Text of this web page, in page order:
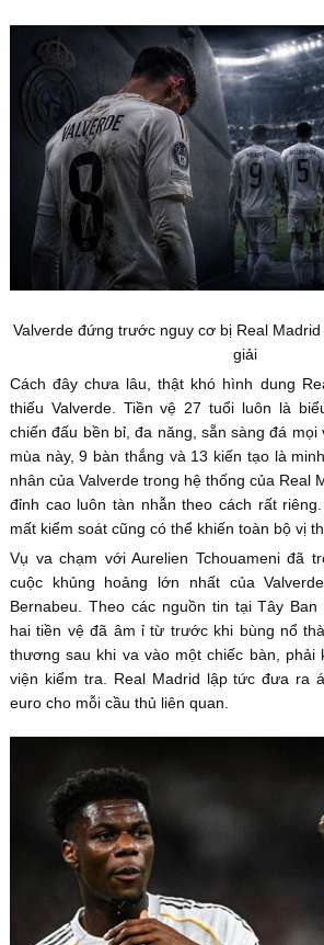
Valverde đứng trước nguy cơ bị Real
giải
Cách đây chưa lâu, thật khó hình dung
thiếu Valverde. Tiền vệ 27 tuổi luôn là
chiến đấu bền bỉ, đa năng, sẵn sàng đá
mùa này, 9 bàn thắng và 13 kiến tạo là
nhân của Valverde trong hệ thống của Real
đỉnh cao luôn tàn nhẫn theo cách rất
mất kiểm soát cũng có thể khiến toàn bộ vị
Vụ va chạm với Aurelien Tchouameni đã
cuộc khủng hoảng lớn nhất của
Bernabeu. Theo các nguồn tin tại Tây
hai tiền vệ đã âm ỉ từ trước khi bùng nổ
thương sau khi va vào một chiếc bàn, phải
viện kiểm tra. Real Madrid lập tức đưa ra
euro cho mỗi cầu thủ liên quan.